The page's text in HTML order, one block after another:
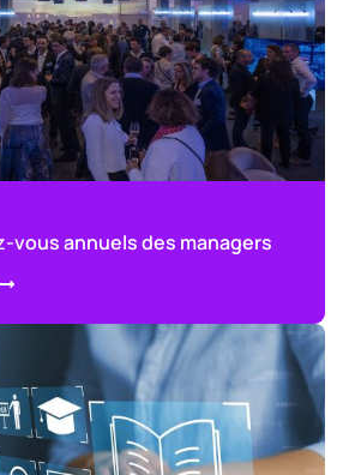
vous annuels des managers